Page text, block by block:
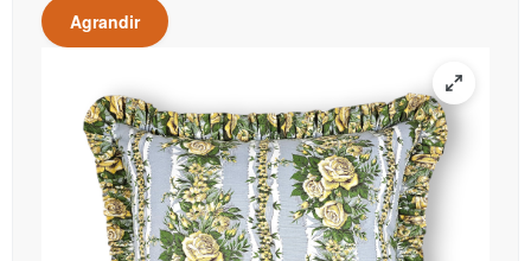
Agrandir